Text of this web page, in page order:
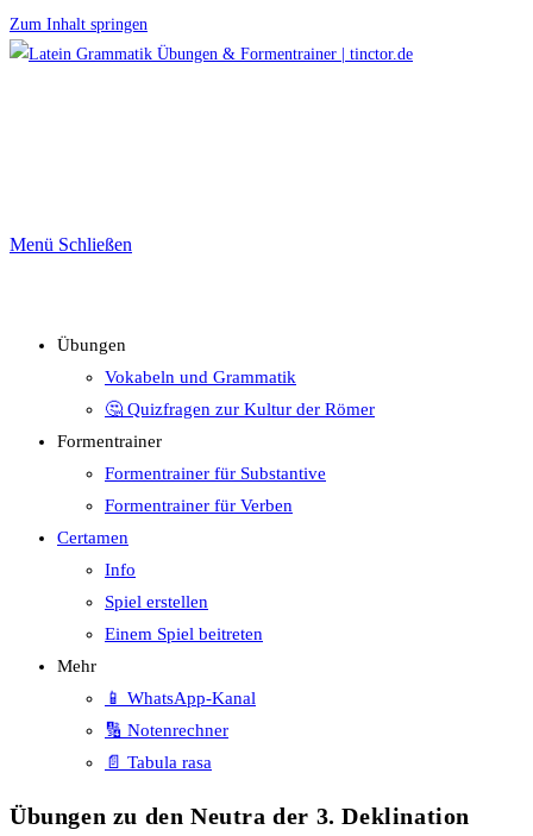
Zum Inhalt springen
Menü Schließen
Übungen
Vokabeln und Grammatik
🤔 Quizfragen zur Kultur der Römer
Formentrainer
Formentrainer für Substantive
Formentrainer für Verben
Certamen
Info
Spiel erstellen
Einem Spiel beitreten
Mehr
📱 WhatsApp-Kanal
🔢 Notenrechner
📄 Tabula rasa
Übungen zu den Neutra der 3. Deklination